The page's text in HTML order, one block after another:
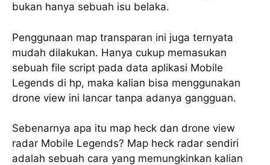
bukan hanya sebuah isu belaka.
Penggunaan map transparan ini juga ternyata
mudah dilakukan. Hanya cukup memasukan
sebuah file script pada data aplikasi Mobile
Legends di hp, maka kalian bisa menggunakan
drone view ini lancar tanpa adanya gangguan.
Sebenarnya apa itu map heck dan drone view
radar Mobile Legends? Map heck radar sendiri
adalah sebuah cara yang memungkinkan kalian